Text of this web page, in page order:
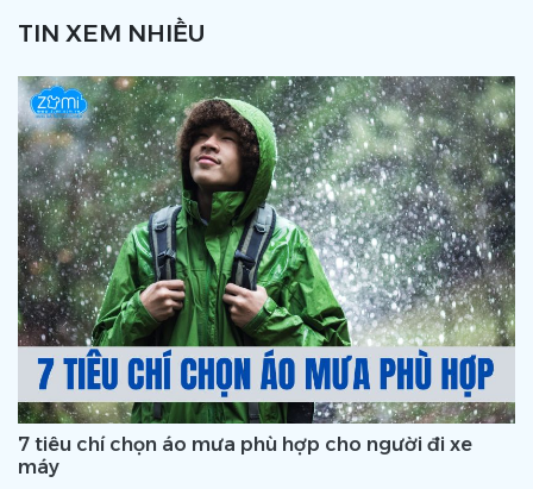
TIN XEM NHIỀU
7 tiêu chí chọn áo mưa phù hợp cho người đi xe
máy